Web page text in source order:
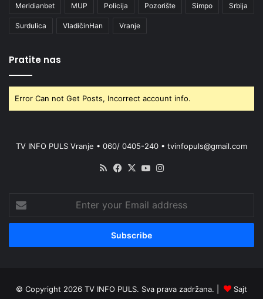
Meridianbet MUP Policija Pozorište Simpo Srbija
Surdulica VladičinHan Vranje
Pratite nas
Error Can not Get Posts, Incorrect account info.
TV INFO PULS Vranje • 060/ 0405-240 • tvinfopuls@gmail.com
RSS Facebook
X YouTube
your
Email
© Copyright 2026 TV INFO PULS. Sva prava zadržana. | Sajt